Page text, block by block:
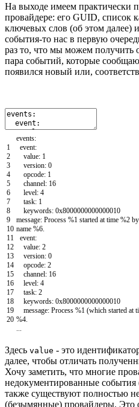
На выходе имеем
провайдере: его GUID, список
ключевых слов (об этом далее)
события-то нас в первую
раз то, что мы можем получить
пара событий, которые
появился новый или,
1
2
3
4
5
6
7
8
9
10
11
12
13
14
15
16
17
18
19
20
events:
event:
value: 1
version: 0
opcode: 1
channel: 16
level: 4
task: 1
keywords: 0x8000000000000010
message: Process %1 started at time %2 by
name %6.
event:
value: 2
version: 0
opcode: 2
channel: 16
level: 4
task: 2
keywords: 0x8000000000000010
message: Process %1 (which started at
%4.
Здесь value - это
далее, чтобы отличать
Хочу заметить, что многие
недокументированные
также существуют полностью
(безымянные) провайдеры. Это